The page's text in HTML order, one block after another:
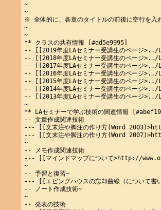
~
~
※ 全体的に、各章のタイトルの前後に空行を入
~
~
** クラスの共有情報 [#dd5e9995]
-- [[2019年度LAセミナー受講生のページ>../
-- [[2018年度LAセミナー受講生のページ>../
-- [[2017年度LAセミナー受講生のページ>../
-- [[2016年度LAセミナー受講生のページ>../
-- [[2015年度LAセミナー受講生のページ>../
-- [[2014年度LAセミナー受講生のページ>../
-- [[2013年度LAセミナー受講生のページ>../
~
** LAセミナーで学ぶ技術の関連情報
-- 文章作成関連技術
--- [[文末注や脚注の作り方(Word
--- [[文末注や脚注の作り方(Word
~
-- メモ作成関連技術
--- [[マインドマップについて>http://
~
-- 予習と復習~
--- [[エビングハウスの忘却曲線（につい
-- ノート作成技術~
~
-- 発表の技術